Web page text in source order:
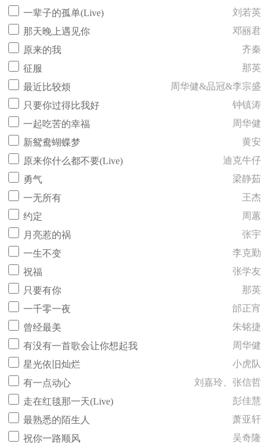
一辈子的孤单(Live)
刘若英
那天晚上遇见你
邓丽君
原来的我
齐秦
征服
那英
最近比较烦
周华健&品冠&李宗盛
只要你过得比我好
钟镇涛
一起吃苦的幸福
周华健
新鸳鸯蝴蝶梦
黄安
原来你什么都不要(Live)
迪克牛仔
勇气
梁静茹
一无所有
王杰
约定
周蕙
月亮惹的祸
张宇
一生不变
李克勤
祝福
张学友
只要有你
那英
一千零一夜
邰正宵
曾经最美
朱铭捷
有没有一首歌会让你想起我
周华健
星光依旧灿烂
小虎队
有一点动心
刘嘉玲、张信哲
走在红毯那一天(Live)
彭佳慧
最熟悉的陌生人
萧亚轩
祝你一路顺风
吴奇隆